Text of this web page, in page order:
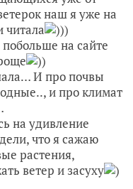
наш я уже на
читала
)))
на сайте
))
И про почвы
и про климат
на удивление
что я сажаю
растения,
ветер и засуху
)